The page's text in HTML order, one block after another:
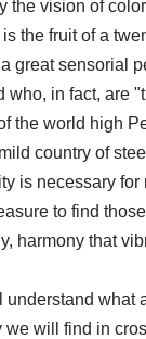
the vision of
the fruit of a
great sensorial
in fact, are
the world high
country of
is necessary for
to find
harmony that
what
will find in